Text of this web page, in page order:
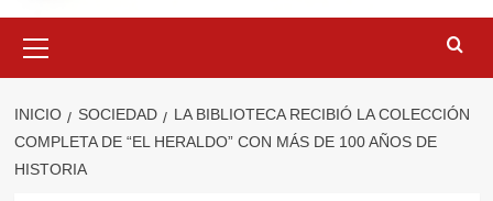
primario
INICIO SOCIEDAD
LA BIBLIOTECA RECIBIÓ LA COLECCIÓN
COMPLETA DE “EL HERALDO” CON MÁS DE 100 AÑOS DE
HISTORIA